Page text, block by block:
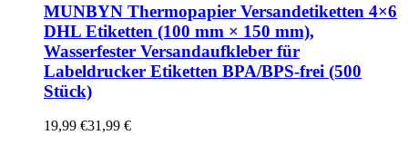
MUNBYN Thermopapier Versandetiketten 4×6
DHL Etiketten (100 mm × 150 mm),
Wasserfester Versandaufkleber für
Labeldrucker Etiketten BPA/BPS-frei (500
Stück)
19,99 €31,99 €